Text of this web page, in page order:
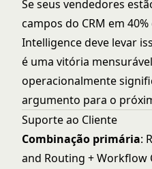
Se seus vendedores
campos do CRM em
Intelligence deve levar
é uma vitória
operacionalmente
argumento para o
Suporte ao Cliente
Combinação primária:
and Routing + Workflow